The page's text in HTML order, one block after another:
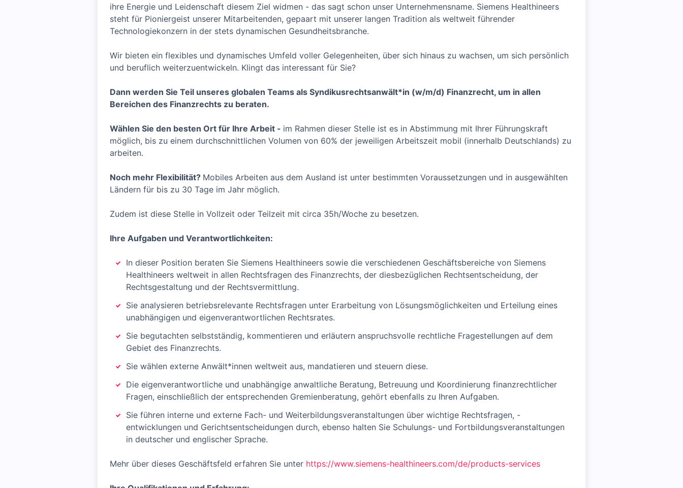
ihre Energie und Leidenschaft diesem Ziel widmen - das sagt schon unser Unternehmensname. Siemens Healthineers
steht für Pioniergeist unserer Mitarbeitenden, gepaart mit unserer langen Tradition als weltweit führender
Technologiekonzern in der stets dynamischen Gesundheitsbranche.
Wir bieten ein flexibles und dynamisches Umfeld voller Gelegenheiten, über sich hinaus zu wachsen, um sich persönlich
und beruflich weiterzuentwickeln. Klingt das interessant für Sie?
Dann werden Sie Teil unseres globalen Teams als Syndikusrechtsanwält*in (w/m/d) Finanzrecht, um in allen
Bereichen des Finanzrechts zu beraten.
Wählen Sie den besten Ort für Ihre Arbeit - im Rahmen dieser Stelle ist es in Abstimmung mit Ihrer Führungskraft
möglich, bis zu einem durchschnittlichen Volumen von 60% der jeweiligen Arbeitszeit mobil (innerhalb Deutschlands) zu
arbeiten.
Noch mehr Flexibilität? Mobiles Arbeiten aus dem Ausland ist unter bestimmten Voraussetzungen und in ausgewählten
Ländern für bis zu 30 Tage im Jahr möglich.
Zudem ist diese Stelle in Vollzeit oder Teilzeit mit circa 35h/Woche zu besetzen.
Ihre Aufgaben und Verantwortlichkeiten:
In dieser Position beraten Sie Siemens Healthineers sowie die verschiedenen Geschäftsbereiche von Siemens
Healthineers weltweit in allen Rechtsfragen des Finanzrechts, der diesbezüglichen Rechtsentscheidung, der
Rechtsgestaltung und der Rechtsvermittlung.
Sie analysieren betriebsrelevante Rechtsfragen unter Erarbeitung von Lösungsmöglichkeiten und Erteilung eines
unabhängigen und eigenverantwortlichen Rechtsrates.
Sie begutachten selbstständig, kommentieren und erläutern anspruchsvolle rechtliche Fragestellungen auf dem
Gebiet des Finanzrechts.
Sie wählen externe Anwält*innen weltweit aus, mandatieren und steuern diese.
Die eigenverantwortliche und unabhängige anwaltliche Beratung, Betreuung und Koordinierung finanzrechtlicher
Fragen, einschließlich der entsprechenden Gremienberatung, gehört ebenfalls zu Ihren Aufgaben.
Sie führen interne und externe Fach- und Weiterbildungsveranstaltungen über wichtige Rechtsfragen, -
entwicklungen und Gerichtsentscheidungen durch, ebenso halten Sie Schulungs- und Fortbildungsveranstaltungen
in deutscher und englischer Sprache.
Mehr über dieses Geschäftsfeld erfahren Sie unter https://www.siemens-healthineers.com/de/products-services